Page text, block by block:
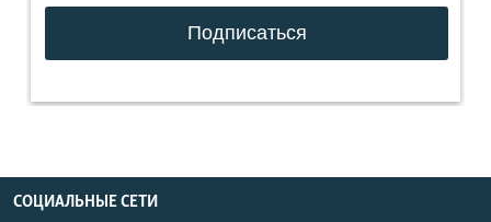
СОЦИАЛЬНЫЕ СЕТИ